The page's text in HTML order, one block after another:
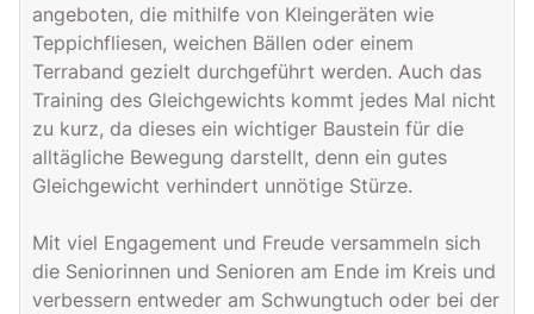
angeboten, die mithilfe von Kleingeräten wie
Teppichfliesen, weichen Bällen oder einem
Terraband gezielt durchgeführt werden. Auch das
Training des Gleichgewichts kommt jedes Mal nicht
zu kurz, da dieses ein wichtiger Baustein für die
alltägliche Bewegung darstellt, denn ein gutes
Gleichgewicht verhindert unnötige Stürze.
Mit viel Engagement und Freude versammeln sich
die Seniorinnen und Senioren am Ende im Kreis und
verbessern entweder am Schwungtuch oder bei der